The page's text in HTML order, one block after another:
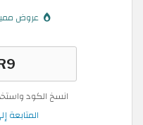
عروض
انسخ الكود